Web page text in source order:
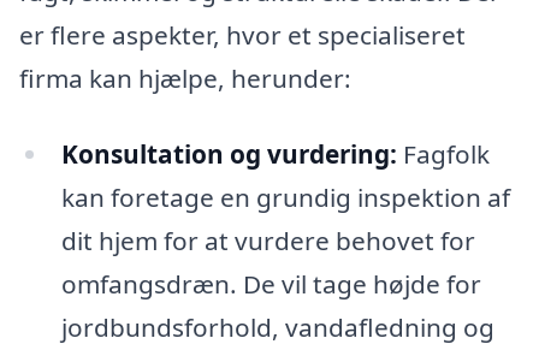
er flere aspekter, hvor et specialiseret
firma kan hjælpe, herunder:
Konsultation og vurdering: Fagfolk
kan foretage en grundig inspektion af
dit hjem for at vurdere behovet for
omfangsdræn. De vil tage højde for
jordbundsforhold, vandafledning og